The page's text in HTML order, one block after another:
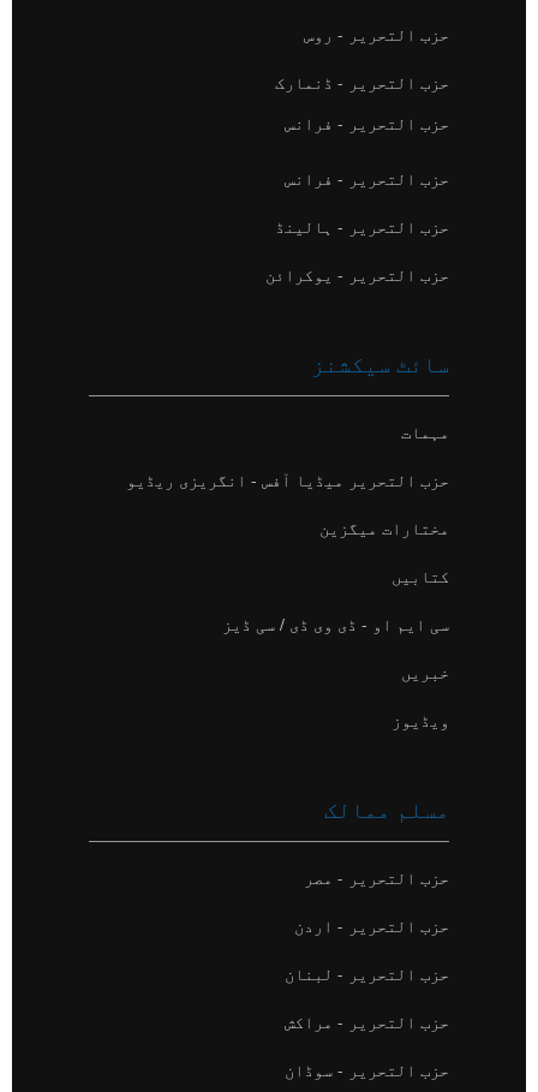
حزب التحریر - روس
حزب التحریر - ڈنمارک
حزب التحریر - فرانس
حزب التحریر - فرانس
حزب التحریر - ہالینڈ
حزب التحریر - یوکرائن
سائٹ سیکشنز
مہمات
حزب التحریر میڈیا آفس - انگریزی ریڈیو
مختارات میگزین
کتابیں
سی ایم او - ڈی وی ڈی / سی ڈیز
خبریں
ویڈیوز
مسلم ممالک
حزب التحریر - مصر
حزب التحریر - اردن
حزب التحریر - لبنان
حزب التحریر - مراکش
حزب التحریر - سوڈان